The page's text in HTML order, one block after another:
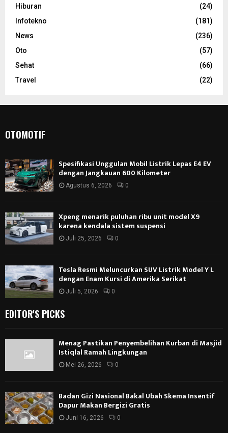
Hiburan
(24)
Infotekno
(181)
News
(236)
Oto
(57)
Sehat
(66)
Travel
(22)
OTOMOTIF
Spesifikasi Unggulan Mobil Listrik Lepas E4 EV
dengan Jangkauan 600 Kilometer
Agustus 6, 2026 0
Xpeng menarik puluhan ribu unit model X9
karena kendala sistem suspensi
Juli 25, 2026 0
Tesla Resmi Meluncurkan SUV Listrik Model Y L
dengan Enam Kursi di Amerika Serikat
Juli 5, 2026 0
EDITOR'S PICKS
Menag Pastikan Penyembelihan Kurban di Masjid
Istiqlal Ramah Lingkungan
Mei 26, 2026 0
Badan Gizi Nasional Bakal Ubah Skema Insentif
Dapur Makan Bergizi Gratis
Juni 16, 2026 0